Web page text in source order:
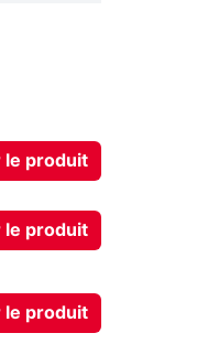
le produit
le produit
le produit